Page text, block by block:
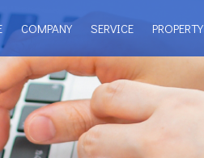
COMPANY SERVICE PROPERTY